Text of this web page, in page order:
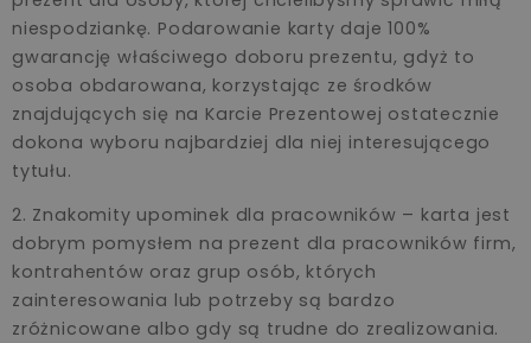
niespodziankę. Podarowanie karty daje 100%
gwarancję właściwego doboru prezentu, gdyż to
osoba obdarowana, korzystając ze środków
znajdujących się na Karcie Prezentowej ostatecznie
dokona wyboru najbardziej dla niej interesującego
tytułu.
2. Znakomity upominek dla pracowników – karta jest
dobrym pomysłem na prezent dla pracowników firm,
kontrahentów oraz grup osób, których
zainteresowania lub potrzeby są bardzo
zróżnicowane albo gdy są trudne do zrealizowania.